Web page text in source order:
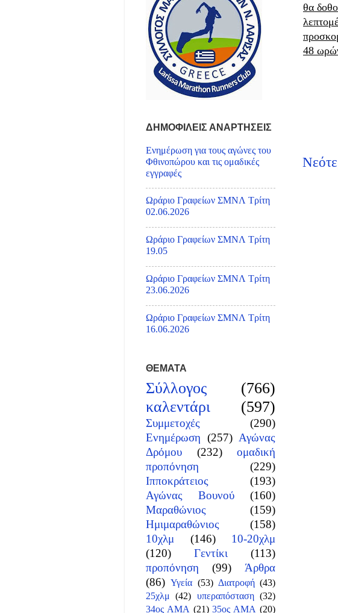
θα
48
ΔΗΜΟΦΙΛΕΙΣ ΑΝΑΡΤΗΣΕΙΣ
Ενημέρωση για τους αγώνες του
Φθινοπώρου και τις ομαδικές
εγγραφές
Ωράριο Γραφείων ΣΜΝΛ Τρίτη
02.06.2026
Ωράριο Γραφείων ΣΜΝΛ Τρίτη
19.05
Ωράριο Γραφείων ΣΜΝΛ Τρίτη
23.06.2026
Ωράριο Γραφείων ΣΜΝΛ Τρίτη
16.06.2026
ΘΕΜΑΤΑ
Σύλλογος
(766)
καλεντάρι
(597)
Συμμετοχές
(290)
Ενημέρωση (257) Αγώνας
Δρόμου
(232)
ομαδική
προπόνηση
(229)
Ιπποκράτειος
(193)
Αγώνας Βουνού
(160)
Μαραθώνιος
(159)
Ημιμαραθώνιος
(158)
10χλμ
(146)
10-20χλμ
(120)
Γεντίκι
(113)
προπόνηση
(99)
Άρθρα
(86) Υγεία (53) Διατροφή (43)
25χλμ (42) υπεραπόσταση (32)
34ος ΑΜΑ (21) 35ος ΑΜΑ (20)